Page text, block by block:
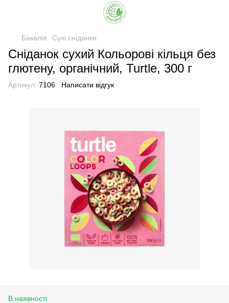
Бакалія Сухі сніданки
Сніданок сухий Кольорові кільця без
глютену, органічний, Turtle, 300 г
Артикул: 7106 Написати відгук
В наявності